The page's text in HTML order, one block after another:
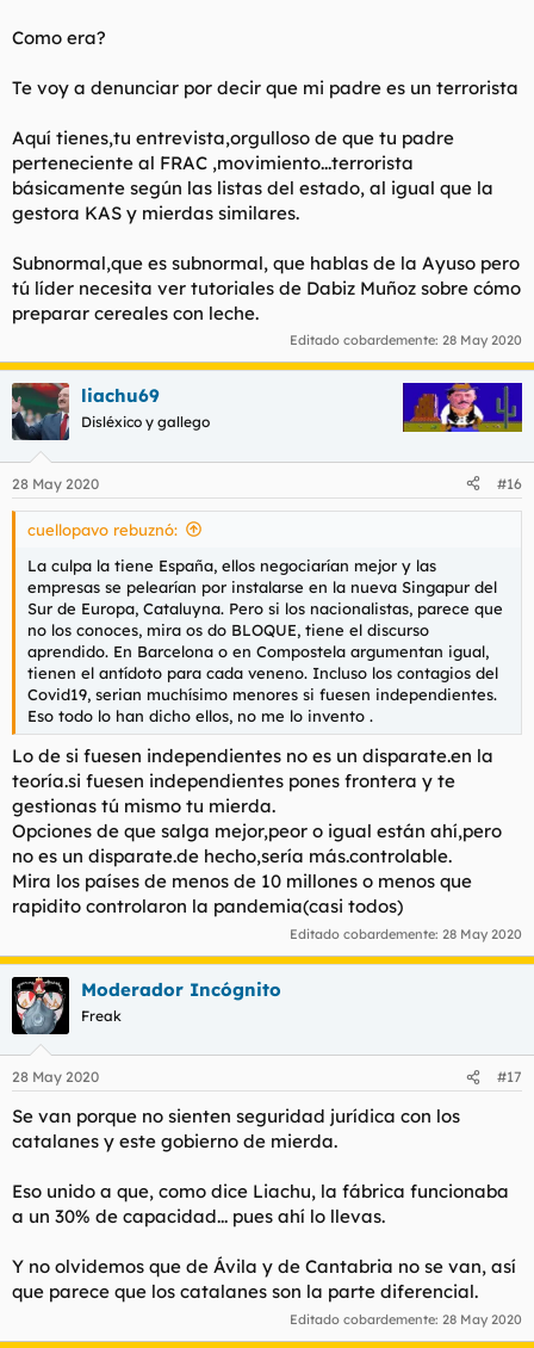
Como era?
Te voy a denunciar por decir que mi padre es un terrorista
Aquí tienes,tu entrevista,orgulloso de que tu padre
perteneciente al FRAC ,movimiento...terrorista
básicamente según las listas del estado, al igual que la
gestora KAS y mierdas similares.
Subnormal,que es subnormal, que hablas de la Ayuso pero
tú líder necesita ver tutoriales de Dabiz Muñoz sobre cómo
preparar cereales con leche.
Editado cobardemente: 28 May 2020
liachu69
Disléxico y gallego
28 May 2020 #16
cuellopavo rebuznó:
La culpa la tiene España, ellos negociarían mejor y las
empresas se pelearían por instalarse en la nueva Singapur del
Sur de Europa, Cataluyna. Pero si los nacionalistas, parece que
no los conoces, mira os do BLOQUE, tiene el discurso
aprendido. En Barcelona o en Compostela argumentan igual,
tienen el antídoto para cada veneno. Incluso los contagios del
Covid19, serian muchísimo menores si fuesen independientes.
Eso todo lo han dicho ellos, no me lo invento .
Lo de si fuesen independientes no es un disparate.en la
teoría.si fuesen independientes pones frontera y te
gestionas tú mismo tu mierda.
Opciones de que salga mejor,peor o igual están ahí,pero
no es un disparate.de hecho,sería más.controlable.
Mira los países de menos de 10 millones o menos que
rapidito controlaron la pandemia(casi todos)
Editado cobardemente: 28 May 2020
Moderador Incógnito
Freak
28 May 2020 #17
Se van porque no sienten seguridad jurídica con los
catalanes y este gobierno de mierda.
Eso unido a que, como dice Liachu, la fábrica funcionaba
a un 30% de capacidad... pues ahí lo llevas.
Y no olvidemos que de Ávila y de Cantabria no se van, así
que parece que los catalanes son la parte diferencial.
Editado cobardemente: 28 May 2020